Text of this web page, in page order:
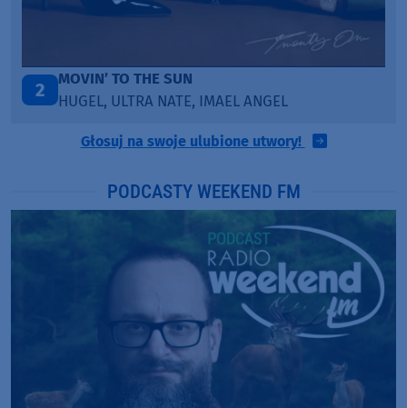
3
LEGENDARY LOVERS (SAVE ME)
KATY PERRY & CHIEF KEEF
Głosuj na swoje ulubione utwory!
PODCASTY WEEKEND FM